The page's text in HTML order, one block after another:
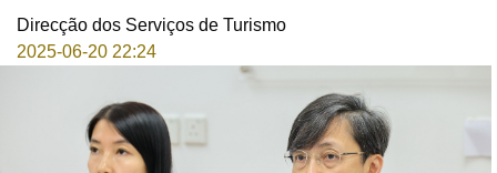
Direcção dos Serviços de Turismo
2025-06-20 22:24